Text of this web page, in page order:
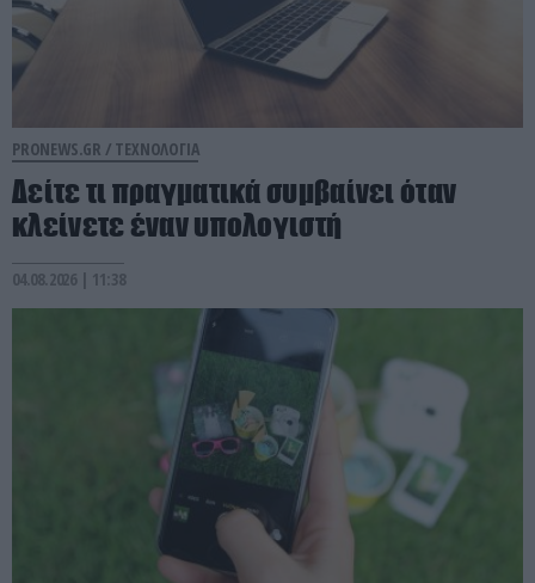
PRONEWS.GR / ΤΕΧΝΟΛΟΓΙΑ
Δείτε τι πραγματικά συμβαίνει όταν
κλείνετε έναν υπολογιστή
04.08.2026 | 11:38